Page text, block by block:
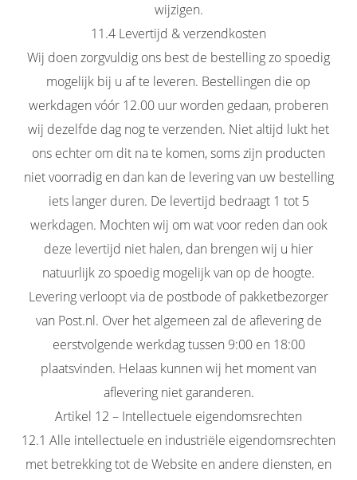
wijzigen.
11.4 Levertijd & verzendkosten
Wij doen zorgvuldig ons best de bestelling zo spoedig
mogelijk bij u af te leveren. Bestellingen die op
werkdagen vóór 12.00 uur worden gedaan, proberen
wij dezelfde dag nog te verzenden. Niet altijd lukt het
ons echter om dit na te komen, soms zijn producten
niet voorradig en dan kan de levering van uw bestelling
iets langer duren. De levertijd bedraagt 1 tot 5
werkdagen. Mochten wij om wat voor reden dan ook
deze levertijd niet halen, dan brengen wij u hier
natuurlijk zo spoedig mogelijk van op de hoogte.
Levering verloopt via de postbode of pakketbezorger
van Post.nl. Over het algemeen zal de aflevering de
eerstvolgende werkdag tussen 9:00 en 18:00
plaatsvinden. Helaas kunnen wij het moment van
aflevering niet garanderen.
Artikel 12 – Intellectuele eigendomsrechten
12.1 Alle intellectuele en industriële eigendomsrechten
met betrekking tot de Website en andere diensten, en